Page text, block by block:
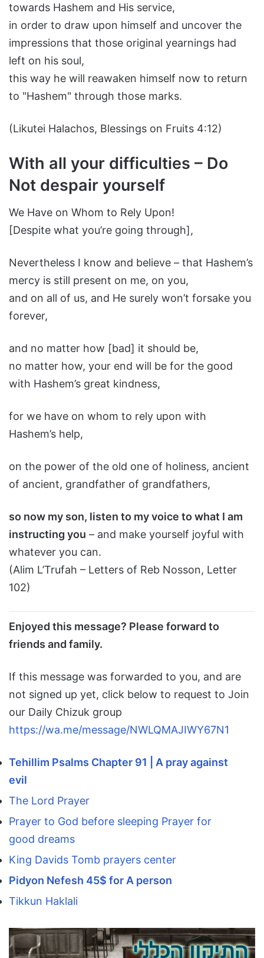
towards Hashem and His service,
in order to draw upon himself and uncover the
impressions that those original yearnings had
left on his soul,
this way he will reawaken himself now to return
to "Hashem" through those marks.
(Likutei Halachos, Blessings on Fruits 4:12)
With all your difficulties – Do
Not despair yourself
We Have on Whom to Rely Upon!
[Despite what you’re going through],
Nevertheless I know and believe – that Hashem’s
mercy is still present on me, on you,
and on all of us, and He surely won’t forsake you
forever,
and no matter how [bad] it should be,
no matter how, your end will be for the good
with Hashem’s great kindness,
for we have on whom to rely upon with
Hashem’s help,
on the power of the old one of holiness, ancient
of ancient, grandfather of grandfathers,
so now my son, listen to my voice to what I am
instructing you – and make yourself joyful with
whatever you can.
(Alim L’Trufah – Letters of Reb Nosson, Letter
102)
Enjoyed this message? Please forward to
friends and family.
If this message was forwarded to you, and are
not signed up yet, click below to request to Join
our Daily Chizuk group
https://wa.me/message/NWLQMAJIWY67N1
Tehillim Psalms Chapter 91 | A pray against
evil
The Lord Prayer
Prayer to God before sleeping Prayer for
good dreams
King Davids Tomb prayers center
Pidyon Nefesh 45$ for A person
Tikkun Haklali